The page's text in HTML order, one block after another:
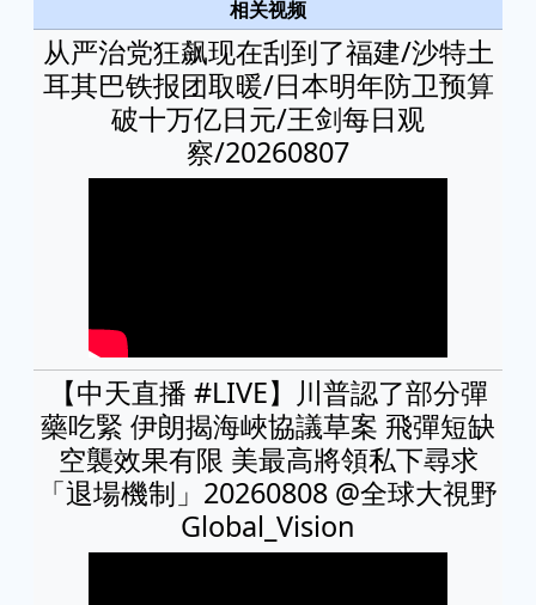
相关视频
从严治党狂飙现在刮到了福建/沙特土
耳其巴铁报团取暖/日本明年防卫预算
破十万亿日元/王剑每日观
察/20260807
【中天直播 #LIVE】川普認了部分彈
藥吃緊 伊朗揭海峽協議草案 飛彈短缺
空襲效果有限 美最高將領私下尋求
「退場機制」20260808 ⁨@全球大視野
Global_Vision